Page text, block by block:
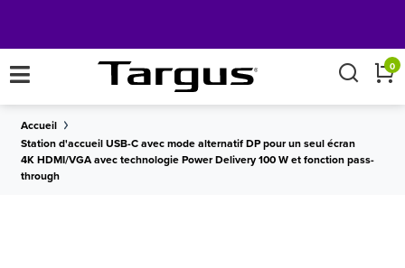
× 0
Accueil
Station d'accueil USB-C avec mode alternatif DP pour un seul écran
4K HDMI/VGA avec technologie Power Delivery 100 W et fonction pass-
through